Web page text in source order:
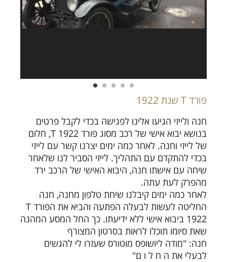
פורד T שנת 1922
חנה ולייזי הגיעו אלינו לפגישה בכדי לקבל פרטים
בנושא יבוא אישי של רכב מסוג פורד T 1922, חלום
של לייזי וחנה. לאחר כמה ימים יצרנו קשר עם לייזי
בכדי להתקדם עם התהליך. לייזי הסביר לנו שלאחר
שיחה עם אישתו חנה, היבוא האישי של הרכב ירד
מהפרק לעת עתה.
לאחר כמה ימים קיבלנו שיחת טלפון מחנה, חנה
החליטה לעשות לבעלה הפתעה והביא את הפורד T
1922 ביבוא אישי ללא ידיעתו. כך החל המסע המהנה
שאת סיומו תוכלו לראות בסרטון המצורף
חנה: "מודה ליושופס מוטורס שעזרו לי להגשים
לבעלי את ה ח ל ו ם"